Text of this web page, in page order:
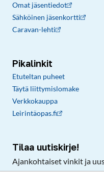
Omat jäsentiedot
Sähköinen jäsenkortti
Caravan-lehti
Pikalinkit
Etuteltan puheet
Täytä liittymislomake
Verkkokauppa
Leirintäopas.fi
Tilaa uutiskirje!
Ajankohtaiset vinkit ja